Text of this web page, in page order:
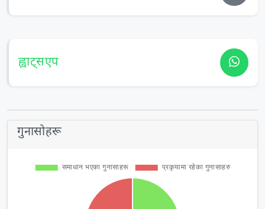
ह्वाट्सएप
गुनासोहरू